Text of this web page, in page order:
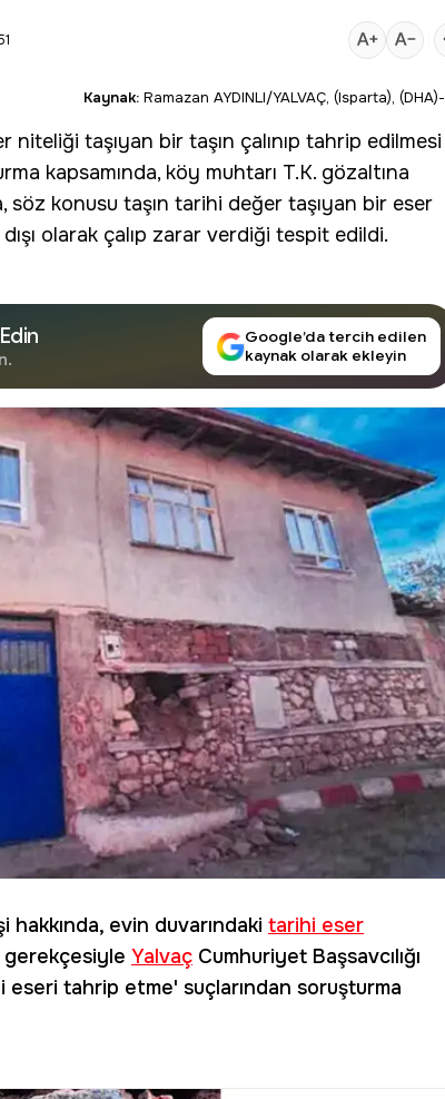
Kaynak: Ramazan AYDINLI/YALVAÇ, (Isparta), (DHA)-
niteliği taşıyan bir taşın çalınıp tahrip edilmesi
kapsamında, köy muhtarı T.K. gözaltına
söz konusu taşın tarihi değer taşıyan bir eser
olarak çalıp zarar verdiği tespit edildi.
Google’da tercih edilen
kaynak olarak ekleyin
hakkında, evin duvarındaki tarihi eser
gerekçesiyle Yalvaç Cumhuriyet Başsavcılığı
eseri tahrip etme' suçlarından soruşturma